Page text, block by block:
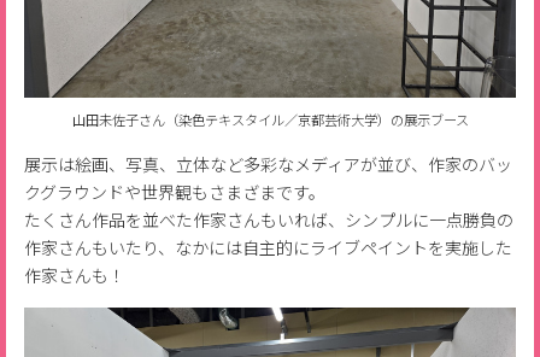
山田未佐子さん（染色テキスタイル／京都芸術大学）の展示ブース
展示は絵画、写真、立体など多彩なメディアが並び、作家のバッ
クグラウンドや世界観もさまざまです。
たくさん作品を並べた作家さんもいれば、シンプルに一点勝負の
作家さんもいたり、なかには自主的にライブペイントを実施した
作家さんも！